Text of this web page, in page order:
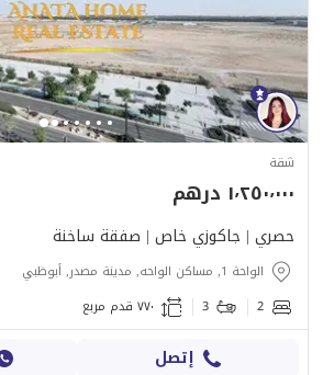
شقة
١٬٢٥٠٬٠٠٠ درهم
حصري | جاكوزي خاص | صفقة ساخنة
الواحة 1, مساكن الواحه, مدينة مصدر, أبوظبي
2
3 ٧٧٠ قدم مربع
إتصل